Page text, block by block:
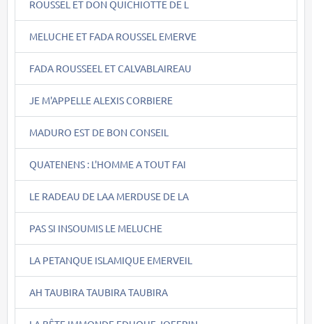
ROUSSEL ET DON QUICHIOTTE DE L
MELUCHE ET FADA ROUSSEL EMERVE
FADA ROUSSEEL ET CALVABLAIREAU
JE M'APPELLE ALEXIS CORBIERE
MADURO EST DE BON CONSEIL
QUATENENS : L'HOMME A TOUT FAI
LE RADEAU DE LAA MERDUSE DE LA
PAS SI INSOUMIS LE MELUCHE
LA PETANQUE ISLAMIQUE EMERVEIL
AH TAUBIRA TAUBIRA TAUBIRA